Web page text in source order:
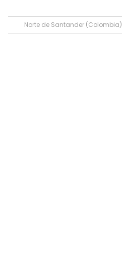
Norte de Santander (Colombia)